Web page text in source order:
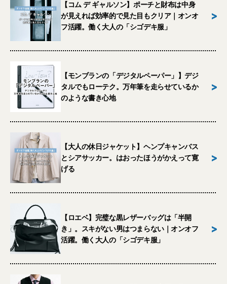
【コム デ ギャルソン】ポーチと財布は中身
が見えれば効率的で見た目もクリア｜オンオ
フ活躍。働く大人の「シゴデキ服」
>
【モンブランの「デジタルペーパー」】デジ
タルでもローテク。万年筆を走らせているか
のような書き心地
>
【大人の休日ジャケット】ヘンプキャンバス
とシアサッカー。はおったほうがかえって寛
げる
>
【ロエベ】完璧な黒レザーバッグは「半開
き」。スキがない男はつまらない｜オンオフ
活躍。働く大人の「シゴデキ服」
>